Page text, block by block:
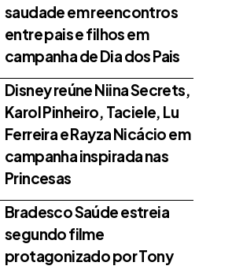
saudade em reencontros
entre pais e filhos em
campanha de Dia dos Pais
Disney reúne Niina Secrets,
Karol Pinheiro, Taciele, Lu
Ferreira e Rayza Nicácio em
campanha inspirada nas
Princesas
Bradesco Saúde estreia
segundo filme
protagonizado por Tony